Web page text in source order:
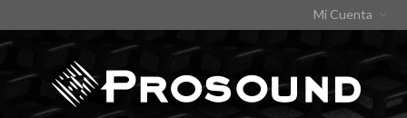
Mi Cuenta